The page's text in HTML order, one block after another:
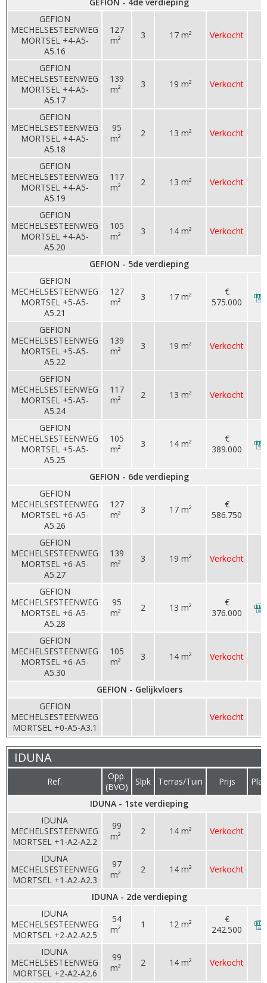
GEFION
MECHELSESTEENWEG
MORTSEL +4-A5-
A5.16
127
m²
3 17 m² Verkocht
GEFION
MECHELSESTEENWEG
MORTSEL +4-A5-
A5.17
139
m²
3 19 m² Verkocht
GEFION
MECHELSESTEENWEG
MORTSEL +4-A5-
A5.18
95
m²
2 13 m² Verkocht
GEFION
MECHELSESTEENWEG
MORTSEL +4-A5-
A5.19
117
m²
2 13 m² Verkocht
GEFION
MECHELSESTEENWEG
MORTSEL +4-A5-
A5.20
105
m²
3 14 m² Verkocht
GEFION - 5de verdieping
GEFION
MECHELSESTEENWEG
MORTSEL +5-A5-
A5.21
127
m²
3 17 m²
€
575.000
GEFION
MECHELSESTEENWEG
MORTSEL +5-A5-
A5.22
139
m²
3 19 m² Verkocht
GEFION
MECHELSESTEENWEG
MORTSEL +5-A5-
A5.24
117
m²
2 13 m² Verkocht
GEFION
MECHELSESTEENWEG
MORTSEL +5-A5-
A5.25
105
m²
3 14 m²
€
389.000
GEFION - 6de verdieping
GEFION
MECHELSESTEENWEG
MORTSEL +6-A5-
A5.26
127
m²
3 17 m²
€
586.750
GEFION
MECHELSESTEENWEG
MORTSEL +6-A5-
A5.27
139
m²
3 19 m² Verkocht
GEFION
MECHELSESTEENWEG
MORTSEL +6-A5-
A5.28
95
m²
2 13 m²
€
376.000
GEFION
MECHELSESTEENWEG
MORTSEL +6-A5-
A5.30
105
m²
3 14 m² Verkocht
GEFION - Gelijkvloers
GEFION
MECHELSESTEENWEG
MORTSEL +0-A5-A3.1
Verkocht
IDUNA
Ref.
Opp.
(BVO)
Slpk Terras/Tuin Prijs
Plan
IDUNA - 1ste verdieping
IDUNA
MECHELSESTEENWEG
MORTSEL +1-A2-A2.2
99
m²
2 14 m² Verkocht
IDUNA
MECHELSESTEENWEG
MORTSEL +1-A2-A2.3
97
m²
2 14 m² Verkocht
IDUNA - 2de verdieping
IDUNA
MECHELSESTEENWEG
MORTSEL +2-A2-A2.5
54
m²
1 12 m²
€
242.500
IDUNA
MECHELSESTEENWEG
MORTSEL +2-A2-A2.6
99
m²
2 14 m² Verkocht